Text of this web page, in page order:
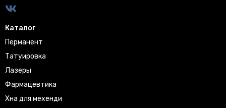
Каталог
Перманент
Татуировка
Лазеры
Фармацевтика
Хна для мехенди